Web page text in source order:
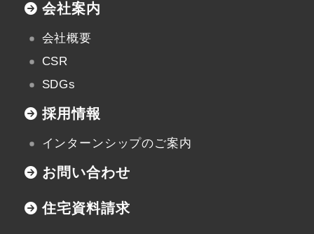
会社案内
会社概要
CSR
SDGs
採用情報
インターンシップのご案内
お問い合わせ
住宅資料請求